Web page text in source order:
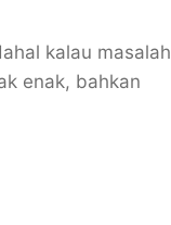
kalau masalah
enak, bahkan